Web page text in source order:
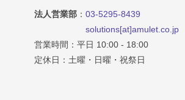
法人営業部 ： 03-5295-8439
solutions[at]amulet.co.jp
営業時間：平日 10:00 - 18:00
定休日：土曜・日曜・祝祭日